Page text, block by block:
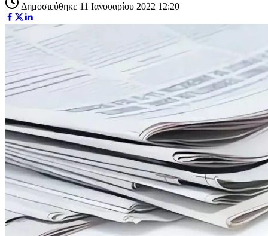
Δημοσιεύθηκε 11 Ιανουαρίου 2022 12:20